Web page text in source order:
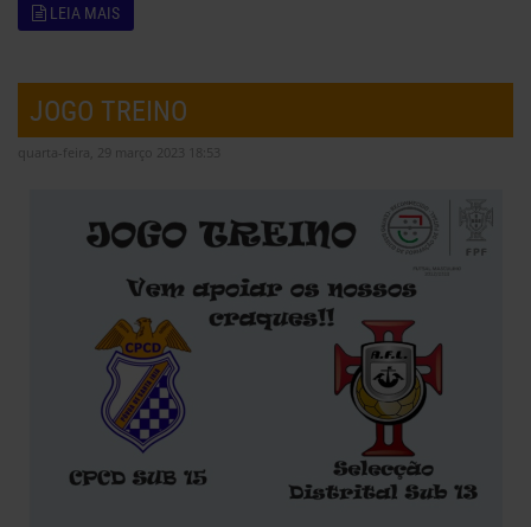
LEIA MAIS
JOGO TREINO
quarta-feira, 29 março 2023 18:53